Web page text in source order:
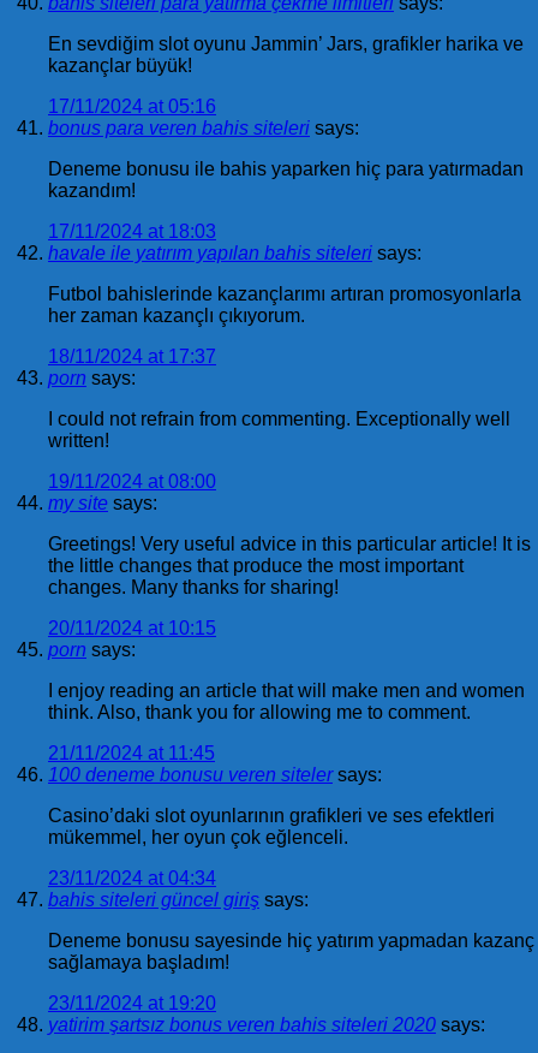
En sevdiğim slot oyunu Jammin’ Jars, grafikler harika ve
kazançlar büyük!
17/11/2024 at 05:16
bonus para veren bahis siteleri says:
Deneme bonusu ile bahis yaparken hiç para yatırmadan
kazandım!
17/11/2024 at 18:03
havale ile yatırım yapılan bahis siteleri says:
Futbol bahislerinde kazançlarımı artıran promosyonlarla
her zaman kazançlı çıkıyorum.
18/11/2024 at 17:37
porn says:
I could not refrain from commenting. Exceptionally well
written!
19/11/2024 at 08:00
my site says:
Greetings! Very useful advice in this particular article! It is
the little changes that produce the most important
changes. Many thanks for sharing!
20/11/2024 at 10:15
porn says:
I enjoy reading an article that will make men and women
think. Also, thank you for allowing me to comment.
21/11/2024 at 11:45
100 deneme bonusu veren siteler says:
Casino’daki slot oyunlarının grafikleri ve ses efektleri
mükemmel, her oyun çok eğlenceli.
23/11/2024 at 04:34
bahis siteleri güncel giriş says:
Deneme bonusu sayesinde hiç yatırım yapmadan kazanç
sağlamaya başladım!
23/11/2024 at 19:20
yatirim şartsız bonus veren bahis siteleri 2020 says: